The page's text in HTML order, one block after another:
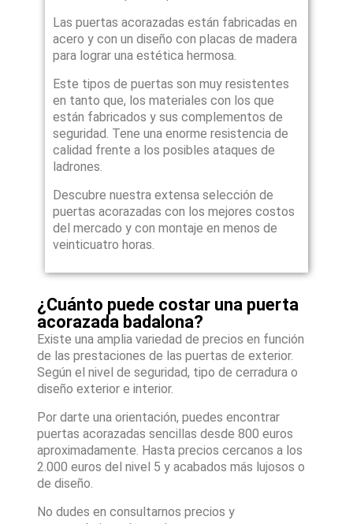
Las puertas acorazadas están fabricadas en
acero y con un diseño con placas de madera
para lograr una estética hermosa.
Este tipos de puertas son muy resistentes
en tanto que, los materiales con los que
están fabricados y sus complementos de
seguridad. Tene una enorme resistencia de
calidad frente a los posibles ataques de
ladrones.
Descubre nuestra extensa selección de
puertas acorazadas con los mejores costos
del mercado y con montaje en menos de
veinticuatro horas.
¿Cuánto puede costar una puerta
acorazada badalona?
Existe una amplia variedad de precios en función
de las prestaciones de las puertas de exterior.
Según el nivel de seguridad, tipo de cerradura o
diseño exterior e interior.
Por darte una orientación, puedes encontrar
puertas acorazadas sencillas desde 800 euros
aproximadamente. Hasta precios cercanos a los
2.000 euros del nivel 5 y acabados más lujosos o
de diseño.
No dudes en consultarnos precios y